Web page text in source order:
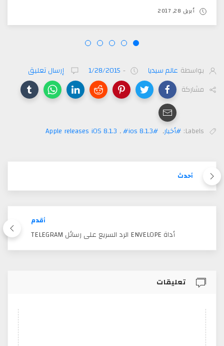
أبريل 28, 2017
بواسطة عالم سيديا -
1/28/2015
إرسال تعليق
مشاركة
Labels: #أخبار,
#Apple releases iOS 8.1.3
,#ios 8.1.3
أحدث
أقدم
أداة ENVELOPE الرد السريع على رسائل TELEGRAM
تعليقات